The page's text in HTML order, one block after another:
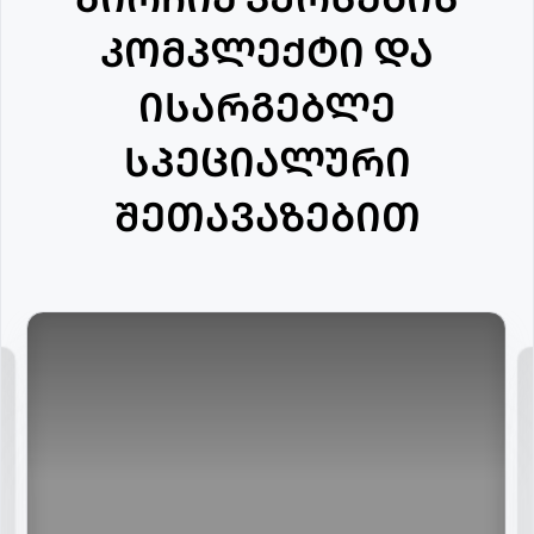
კომპლექტი და
ისარგებლე
სპეციალური
შეთავაზებით